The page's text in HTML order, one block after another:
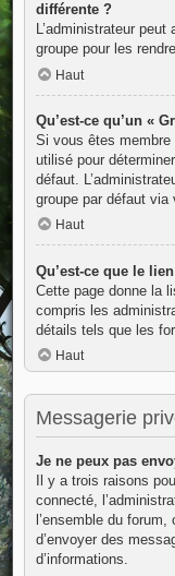
différente ?
L’administrateur
groupe pour les
Haut
Qu’est-ce qu’un «
Si vous êtes membre
utilisé pour
défaut.
groupe par défaut via
Haut
Qu’est-ce que le
Cette page donne la
compris les
détails tels que les
Haut
Messagerie
Je ne peux pas
Il y a trois raisons
connecté,
l’ensemble du
d’envoyer des
d’informations.